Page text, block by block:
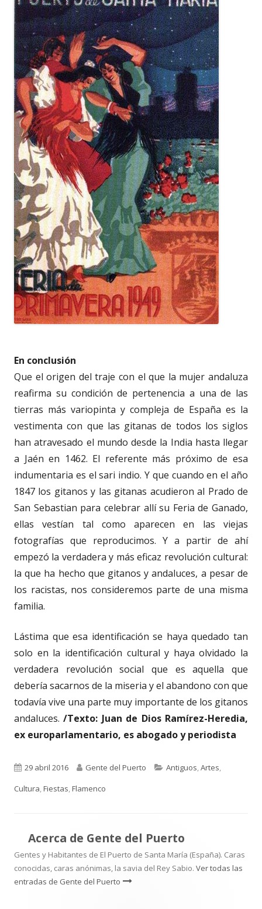
En conclusión
Que el origen del traje con el que la mujer andaluza
reafirma su condición de pertenencia a una de las
tierras más variopinta y compleja de España es la
vestimenta con que las gitanas de todos los siglos
han atravesado el mundo desde la India hasta llegar
a Jaén en 1462. El referente más próximo de esa
indumentaria es el sari indio. Y que cuando en el año
1847 los gitanos y las gitanas acudieron al Prado de
San Sebastian para celebrar allí su Feria de Ganado,
ellas vestían tal como aparecen en las viejas
fotografías que reproducimos. Y a partir de ahí
empezó la verdadera y más eficaz revolución cultural:
la que ha hecho que gitanos y andaluces, a pesar de
los racistas, nos consideremos parte de una misma
familia.
Lástima que esa identificación se haya quedado tan
solo en la identificación cultural y haya olvidado la
verdadera revolución social que es aquella que
debería sacarnos de la miseria y el abandono con que
todavía vive una parte muy importante de los gitanos
andaluces./Texto: Juan de Dios Ramírez-Heredia,
ex europarlamentario, es abogado y periodista
Publicado
el
29 abril 2016 Autor
Gente del Puerto Categorías
Antiguos,Artes,
Cultura,Fiestas,Flamenco
Acerca de Gente del Puerto
Gentes y Habitantes de El Puerto de Santa María (España). Caras
conocidas, caras anónimas, la savia del Rey Sabio. Ver todas las
entradas de Gente del Puerto